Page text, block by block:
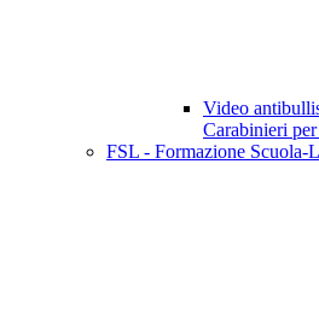
Video
Carabinieri
FSL - Formazione Scuola-